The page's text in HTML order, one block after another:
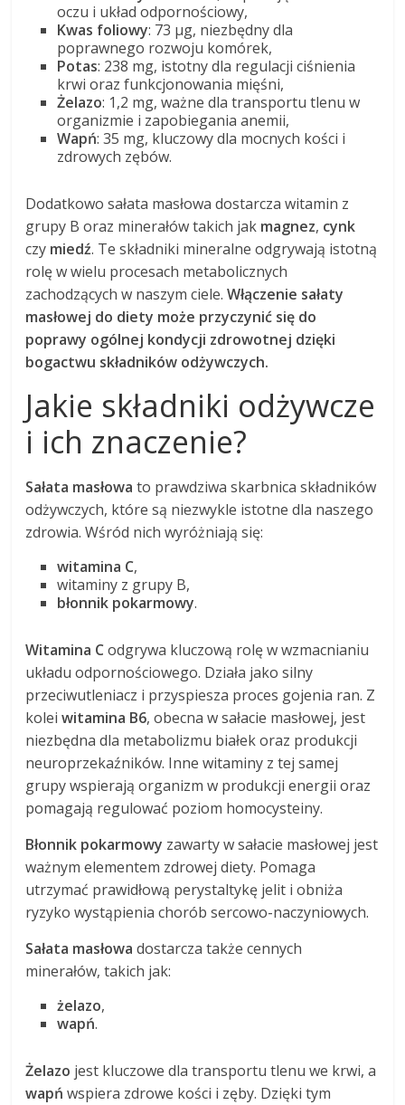
oczu i układ odpornościowy,
Kwas foliowy: 73 µg, niezbędny dla
poprawnego rozwoju komórek,
Potas: 238 mg, istotny dla regulacji ciśnienia
krwi oraz funkcjonowania mięśni,
Żelazo: 1,2 mg, ważne dla transportu tlenu w
organizmie i zapobiegania anemii,
Wapń: 35 mg, kluczowy dla mocnych kości i
zdrowych zębów.
Dodatkowo sałata masłowa dostarcza witamin z
grupy B oraz minerałów takich jak magnez, cynk
czy miedź. Te składniki mineralne odgrywają istotną
rolę w wielu procesach metabolicznych
zachodzących w naszym ciele.Włączenie sałaty
masłowej do diety może przyczynić się do
poprawy ogólnej kondycji zdrowotnej dzięki
bogactwu składników odżywczych.
Jakie składniki odżywcze
i ich znaczenie?
Sałata masłowa to prawdziwa skarbnica składników
odżywczych, które są niezwykle istotne dla naszego
zdrowia. Wśród nich wyróżniają się:
witamina C,
witaminy z grupy B,
błonnik pokarmowy.
Witamina Codgrywa kluczową rolę w wzmacnianiu
układu odpornościowego. Działa jako silny
przeciwutleniacz i przyspiesza proces gojenia ran. Z
koleiwitamina B6, obecna w sałacie masłowej, jest
niezbędna dla metabolizmu białek oraz produkcji
neuroprzekaźników. Inne witaminy z tej samej
grupy wspierają organizm w produkcji energii oraz
pomagają regulować poziom homocysteiny.
Błonnik pokarmowy zawarty w sałacie masłowej jest
ważnym elementem zdrowej diety. Pomaga
utrzymać prawidłową perystaltykę jelit i obniża
ryzyko wystąpienia chorób sercowo-naczyniowych.
Sałata masłowa dostarcza także cennych
minerałów, takich jak:
żelazo,
wapń.
Żelazo jest kluczowe dla transportu tlenu we krwi, a
wapń wspiera zdrowe kości i zęby. Dzięki tym